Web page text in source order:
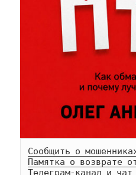
Сообщить о
Памятка о возврате
Телеграм-канал и чат